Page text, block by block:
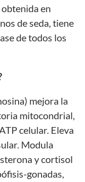
obtenida en
de seda, tiene
de todos los
mejora la
mitocondrial,
celular. Eleva
Modula
y cortisol
gonadas,